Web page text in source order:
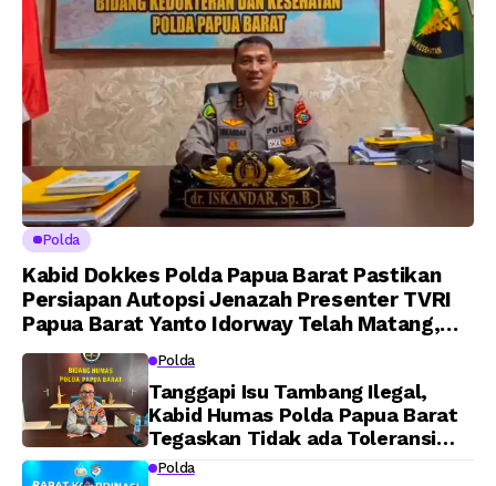
Polda
Kabid Dokkes Polda Papua Barat Pastikan
Persiapan Autopsi Jenazah Presenter TVRI
Papua Barat Yanto Idorway Telah Matang,
Pelaksanaan Dijadwalkan Kamis
Polda
Tanggapi Isu Tambang Ilegal,
Kabid Humas Polda Papua Barat
Tegaskan Tidak ada Toleransi
bagi Oknum Anggota
Polda